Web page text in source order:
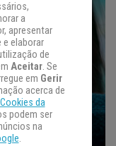
a
apresentar
elaborar
de
Aceitar. Se
em Gerir
acerca de
da
podem ser
na
.